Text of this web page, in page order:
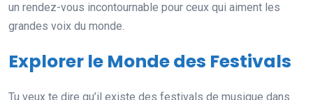
un rendez-vous incontournable pour ceux qui aiment les
grandes voix du monde.
Explorer le Monde des Festivals
Tu veux te dire qu’il existe des festivals de musique dans